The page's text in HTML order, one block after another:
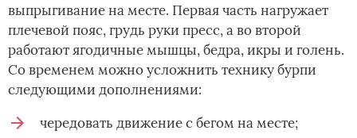
выпрыгивание на месте. Первая часть нагружает
плечевой пояс, грудь руки пресс, а во второй
работают ягодичные мышцы, бедра, икры и голень.
Со временем можно усложнить технику бурпи
следующими дополнениями:
чередовать движение с бегом на месте;